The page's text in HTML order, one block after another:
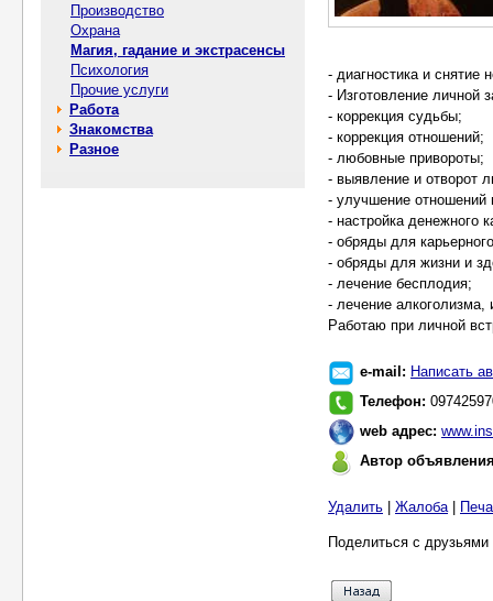
Производство
Охрана
Магия, гадание и экстрасенсы
Психология
Прочие услуги
Работа
Знакомства
Разное
- диагностика и снятие
- Изготовление личной
- коррекция судьбы;
- коррекция отношений;
- любовные привороты;
- выявление и отворот
- улучшение отношений
- настройка денежного
- обряды для
- обряды для жизни и
- лечение бесплодия;
- лечение алкоголизма,
Работаю при личной
e-mail: Написать
Телефон:
web адрес:
Автор
Удалить Жалоба|
Поделиться с